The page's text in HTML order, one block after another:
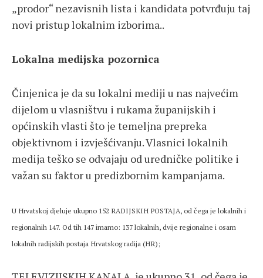
„prodor“ nezavisnih lista i kandidata potvrđuju taj
novi pristup lokalnim izborima..
Lokalna medijska pozornica
Činjenica je da su lokalni mediji u nas najvećim
dijelom u vlasništvu i rukama županijskih i
općinskih vlasti što je temeljna prepreka
objektivnom i izvješćivanju. Vlasnici lokalnih
medija teško se odvajaju od uredničke politike i
važan su faktor u predizbornim kampanjama.
U Hrvatskoj djeluje ukupno 152 RADIJSKIH POSTAJA, od čega je lokalnih i
regionalnih 147. Od tih 147 imamo: 137 lokalnih, dvije regionalne i osam
lokalnih radijskih postaja Hrvatskog radija (HR);